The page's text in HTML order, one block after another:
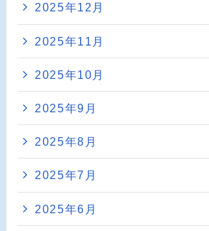
2025年12月
2025年11月
2025年10月
2025年9月
2025年8月
2025年7月
2025年6月